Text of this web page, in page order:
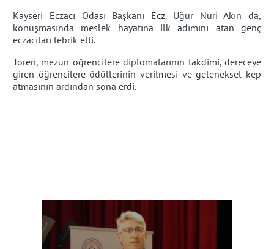
Kayseri Eczacı Odası Başkanı Ecz. Uğur Nuri Akın da,
konuşmasında meslek hayatına ilk adımını atan genç
eczacıları tebrik etti.
Tören, mezun öğrencilere diplomalarının takdimi, dereceye
giren öğrencilere ödüllerinin verilmesi ve geleneksel kep
atmasının ardından sona erdi.